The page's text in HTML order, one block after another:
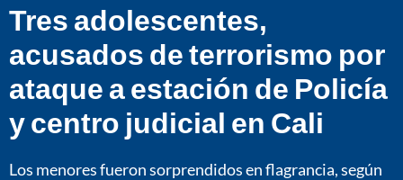
Tres adolescentes,
acusados de terrorismo por
ataque a estación de Policía
y centro judicial en Cali
Los menores fueron sorprendidos en flagrancia, según